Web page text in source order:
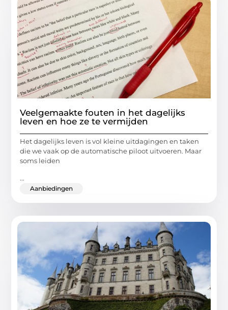
Veelgemaakte fouten in het dagelijks
leven en hoe ze te vermijden
Het dagelijks leven is vol kleine uitdagingen en taken
die we vaak op de automatische piloot uitvoeren. Maar
soms leiden
...
Aanbiedingen